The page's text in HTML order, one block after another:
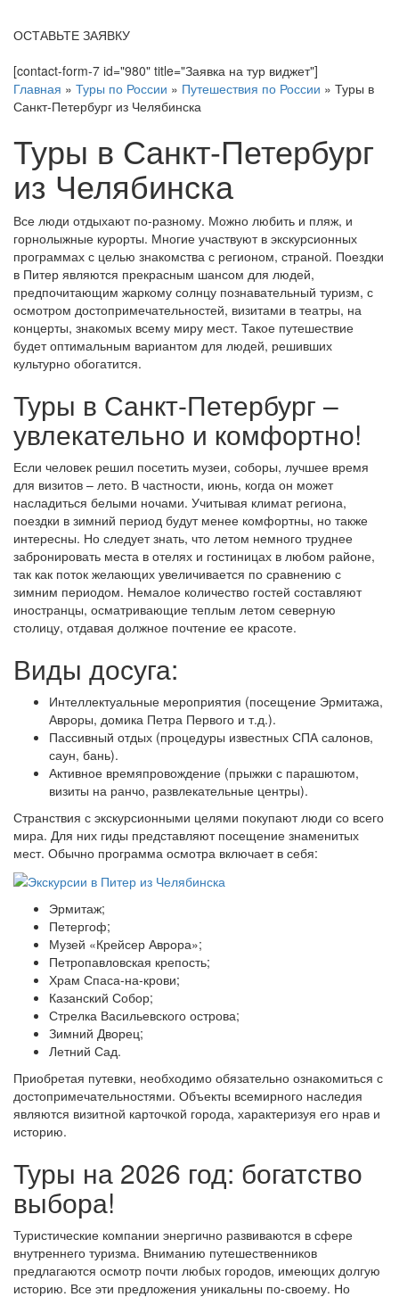
ОСТАВЬТЕ ЗАЯВКУ
[contact-form-7 id="980" title="Заявка на тур виджет"]
Главная » Туры по России » Путешествия по России » Туры в
Санкт-Петербург из Челябинска
Туры в Санкт-Петербург
из Челябинска
Все люди отдыхают по-разному. Можно любить и пляж, и
горнолыжные курорты. Многие участвуют в экскурсионных
программах с целью знакомства с регионом, страной. Поездки
в Питер являются прекрасным шансом для людей,
предпочитающим жаркому солнцу познавательный туризм, с
осмотром достопримечательностей, визитами в театры, на
концерты, знакомых всему миру мест. Такое путешествие
будет оптимальным вариантом для людей, решивших
культурно обогатится.
Туры в Санкт-Петербург –
увлекательно и комфортно!
Если человек решил посетить музеи, соборы, лучшее время
для визитов – лето. В частности, июнь, когда он может
насладиться белыми ночами. Учитывая климат региона,
поездки в зимний период будут менее комфортны, но также
интересны. Но следует знать, что летом немного труднее
забронировать места в отелях и гостиницах в любом районе,
так как поток желающих увеличивается по сравнению с
зимним периодом. Немалое количество гостей составляют
иностранцы, осматривающие теплым летом северную
столицу, отдавая должное почтение ее красоте.
Виды досуга:
Интеллектуальные мероприятия (посещение Эрмитажа,
Авроры, домика Петра Первого и т.д.).
Пассивный отдых (процедуры известных СПА салонов,
саун, бань).
Активное времяпровождение (прыжки с парашютом,
визиты на ранчо, развлекательные центры).
Странствия с экскурсионными целями покупают люди со всего
мира. Для них гиды представляют посещение знаменитых
мест. Обычно программа осмотра включает в себя:
Эрмитаж;
Петергоф;
Музей «Крейсер Аврора»;
Петропавловская крепость;
Храм Спаса-на-крови;
Казанский Собор;
Стрелка Васильевского острова;
Зимний Дворец;
Летний Сад.
Приобретая путевки, необходимо обязательно ознакомиться с
достопримечательностями. Объекты всемирного наследия
являются визитной карточкой города, характеризуя его нрав и
историю.
Туры на 2026 год: богатство
выбора!
Туристические компании энергично развиваются в сфере
внутреннего туризма. Вниманию путешественников
предлагаются осмотр почти любых городов, имеющих долгую
историю. Все эти предложения уникальны по-своему. Но